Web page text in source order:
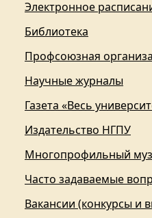
Электронное
Библиотека
Профсоюзная
Научные журналы
Газета «Весь
Издательство НГПУ
Многопрофильный
Часто задаваемые
Вакансии (конкурсы и